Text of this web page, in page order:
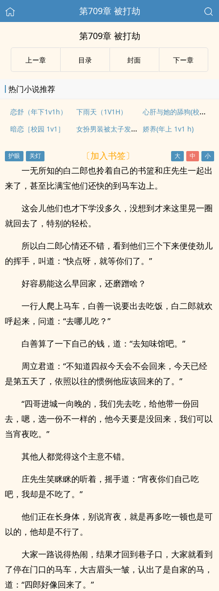
第709章 被打劫
第709章 被打劫
上ー章 目录 封面 下ー章
热门小说推荐
恋舒（年下1v1h） 下雨天（1V1H） 心肝与她的舔狗(校园H 强取豪夺)
暗恋［校园 1v1］ 女扮男装被太子发现后（1v1 h） 娇养(年上 1v1 h)
〔加入书签〕
一无所知的白二郎也拎着自己的书篮和庄先生一起出
来了，甚至比满宝他们还快的到马车边上。
这会儿他们也才下学没多久，没想到才来这里晃一圈
就回去了，特别的轻松。
所以白二郎心情还不错，看到他们三个下来便使劲儿
的挥手，叫道：“快点呀，就等你们了。”
好容易能这么早回家，还磨蹭啥？
一行人爬上马车，白善一说要出去吃饭，白二郎就欢
呼起来，问道：“去哪儿吃？”
白善算了一下自己的钱，道：“去知味馆吧。”
周立君道：“不知道四叔今天会不会回来，今天已经
是第五天了，依照以往的惯例他应该回来的了。”
“四哥进城一向晚的，我们先去吃，给他带一份回
去，嗯，选一份不一样的，他今天要是没回来，我们可以
当宵夜吃。”
其他人都觉得这个主意不错。
庄先生笑眯眯的听着，摇手道：“宵夜你们自己吃
吧，我却是不吃了。”
他们正在长身体，别说宵夜，就是再多吃一顿也是可
以的，他却是不行了。
大家一路说得热闹，结果才回到巷子口，大家就看到
了停在门口的马车，大吉眉头一皱，认出了是自家的马，
道：“四郎好像回来了。”